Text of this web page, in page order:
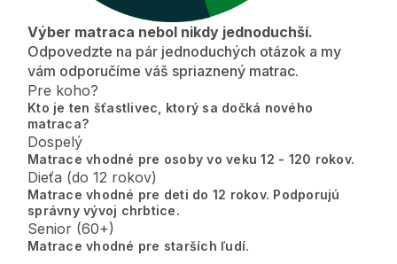
Výber matraca nebol nikdy jednoduchší.
Odpovedzte na pár jednoduchých otázok a my
vám odporučíme váš spriaznený matrac.
Pre koho?
Kto je ten šťastlivec, ktorý sa dočká nového
matraca?
Dospelý
Matrace vhodné pre osoby vo veku 12 - 120 rokov.
Dieťa (do 12 rokov)
Matrace vhodné pre deti do 12 rokov. Podporujú
správny vývoj chrbtice.
Senior (60+)
Matrace vhodné pre starších ľudí.